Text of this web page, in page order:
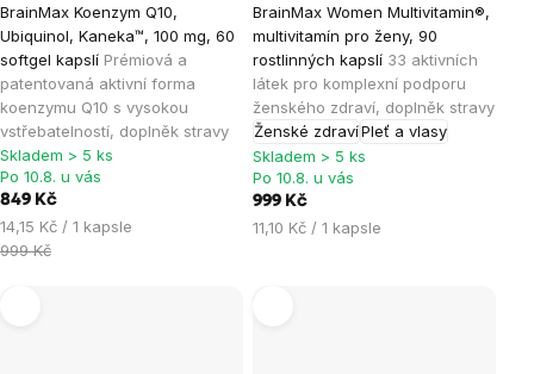
BrainMax Koenzym Q10,
Ubiquinol, Kaneka™, 100 mg, 60
softgel kapslí Prémiová a
patentovaná aktivní forma
koenzymu Q10 s vysokou
vstřebatelností, doplněk stravy
hodnocení
produktu
je
4,9
z
5
hvězdiček.
Skladem > 5 ks
Po 10.8. u vás
849 Kč
Měrná
cena:
14,15 Kč / 1 kapsle
999 Kč
BrainMax Women Multivitamin®,
multivitamín pro ženy, 90
rostlinných kapslí 33 aktivních
látek pro komplexní podporu
ženského zdraví, doplněk stravy
Ženské zdravíPleť a vlasy
hodnocení
produktu
je
4,9
z
5
hvězdiček.
Skladem > 5 ks
Po 10.8. u vás
999 Kč
Měrná
11,10 Kč / 1 kapsle